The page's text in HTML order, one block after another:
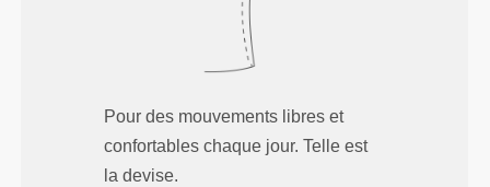
Pour des mouvements libres et
confortables chaque jour. Telle est
la devise.